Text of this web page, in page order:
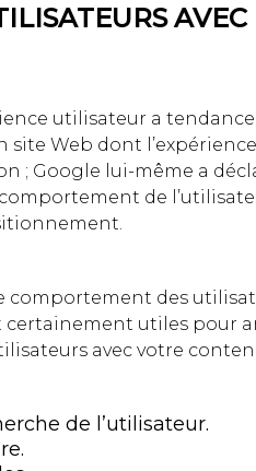
utilisateur a
Web dont
; Google lui-même a
de
des
certainement utiles pour
avec votre
de l’utilisateur.